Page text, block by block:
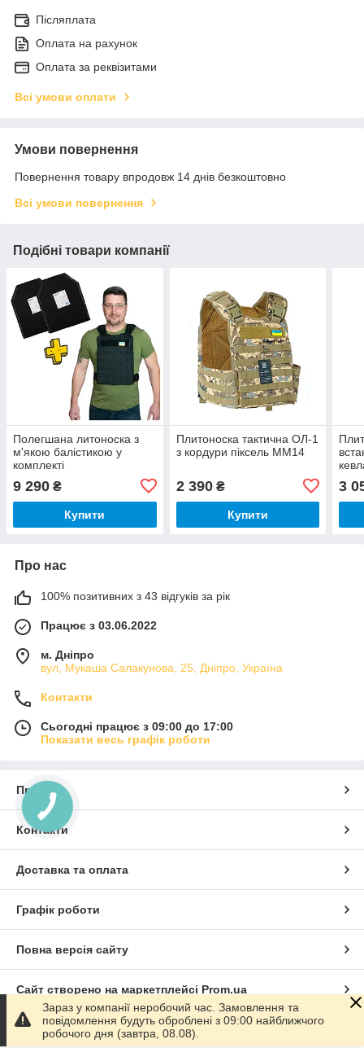
Післяплата
Оплата на рахунок
Оплата за реквізитами
Всі умови оплати
Умови повернення
Повернення товару впродовж 14 днів безкоштовно
Всі умови повернення
Подібні товари компанії
Полегшана литоноска з
м'якою балістикою у
комплекті
9 290 ₴
Купити
Плитоноска тактична ОЛ-1
з кордури піксель ММ14
2 390₴
Купити
3
Про нас
100% позитивних з 43 відгуків за рік
Працює з 03.06.2022
м. Дніпро
вул, Мукаша Салакунова, 25, Дніпро, Україна
Контакти
Сьогодні працює з 09:00 до 17:00
Показати весь графік роботи
Про нас
Контакти
Доставка та оплата
Графік роботи
Повна версія сайту
Сайт створено на маркетплейсі Prom.ua
Політика конфіденційності
Зараз у компанії неробочий час. Замовлення та
повідомлення будуть оброблені з 09:00 найближчого
робочого дня (завтра, 08.08).